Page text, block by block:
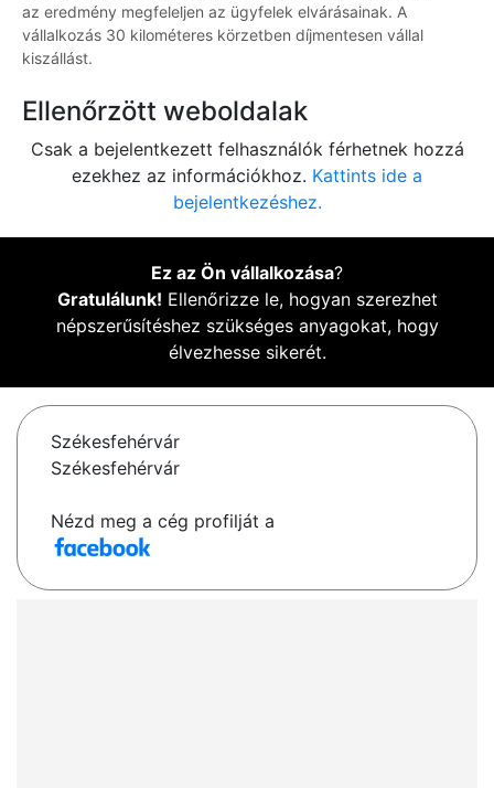
az eredmény megfeleljen az ügyfelek elvárásainak. A
vállalkozás 30 kilométeres körzetben díjmentesen vállal
kiszállást.
Ellenőrzött weboldalak
Csak a bejelentkezett felhasználók férhetnek hozzá
ezekhez az információkhoz. Kattints ide a
bejelentkezéshez.
Ez az Ön vállalkozása?
Gratulálunk! Ellenőrizze le, hogyan szerezhet
népszerűsítéshez szükséges anyagokat, hogy
élvezhesse sikerét.
Székesfehérvár
Székesfehérvár
Nézd meg a cég profilját a